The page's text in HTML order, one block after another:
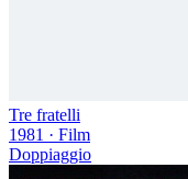
Tre fratelli
1981 · Film
Doppiaggio